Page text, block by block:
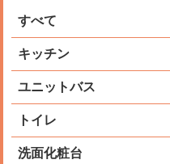
すべて
キッチン
ユニットバス
トイレ
洗面化粧台